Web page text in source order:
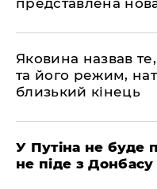
представлена
Яковина назвав
та його режим,
близький кінець
У Путіна не буде
не піде з